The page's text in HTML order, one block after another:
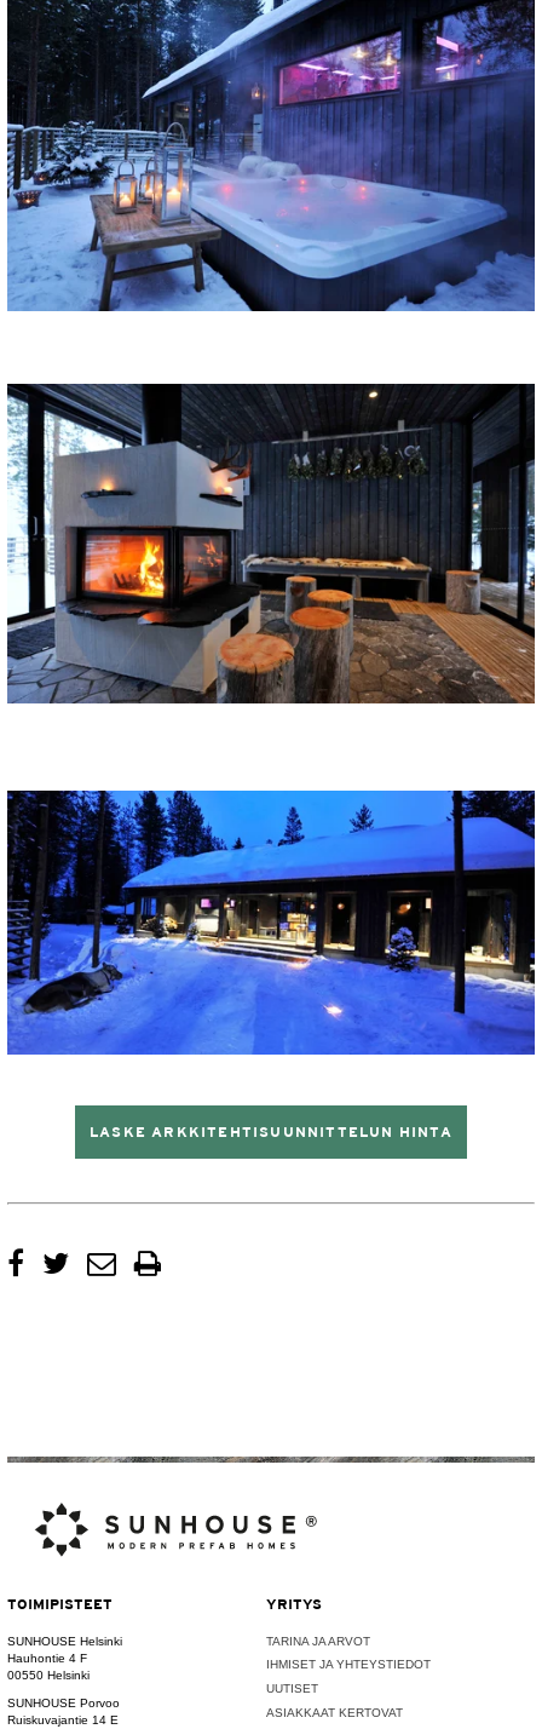
LASKE ARKKITEHTISUUNNITTELUN HINTA
TOIMIPISTEET
SUNHOUSE Helsinki
Hauhontie 4 F
00550 Helsinki
SUNHOUSE Porvoo
Ruiskuvajantie 14 E
YRITYS
TARINA JA ARVOT
IHMISET JA YHTEYSTIEDOT
UUTISET
ASIAKKAAT KERTOVAT